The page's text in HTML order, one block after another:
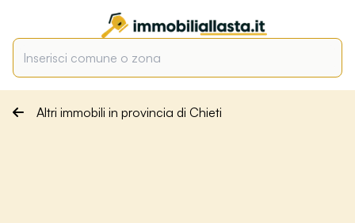
Altri immobili in provincia di Chieti